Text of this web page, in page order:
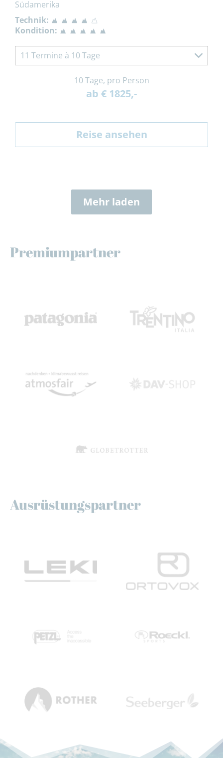
Südamerika
Technik:
Kondition:
11 Termine à 10 Tage
10 Tage, pro Person
ab € 1825,-
Reise ansehen
Mehr laden
Premiumpartner
Ausrüstungspartner